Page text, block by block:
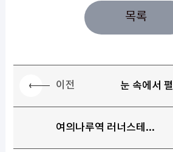
목록
이전 눈 속에서
여의나루역 러너스테...